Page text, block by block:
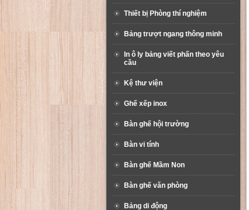
Thiết bị Phòng thí nghiệm
Bảng trượt ngang thông minh
In ô ly bảng viết phấn theo yêu
cầu
Kệ thư viện
Ghế xếp inox
Bàn ghế hội trường
Bàn vi tính
Bàn ghế Mầm Non
Bàn ghế văn phòng
Bảng di động